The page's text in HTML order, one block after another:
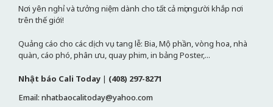
Nơi yên nghỉ và tưởng niệm dành cho tất cả mọi người khắp nơi
trên thế giới!
Quảng cáo cho các dịch vụ tang lễ: Bia, Mộ phần, vòng hoa, nhà
quàn, cáo phó, phân ưu, quay phim, in bảng Poster,...
Nhật báo Cali Today | (408) 297-8271
Email: nhatbaocalitoday@yahoo.com